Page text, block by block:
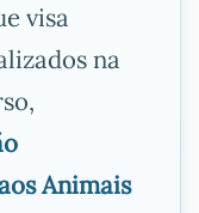
visa
na
Animais